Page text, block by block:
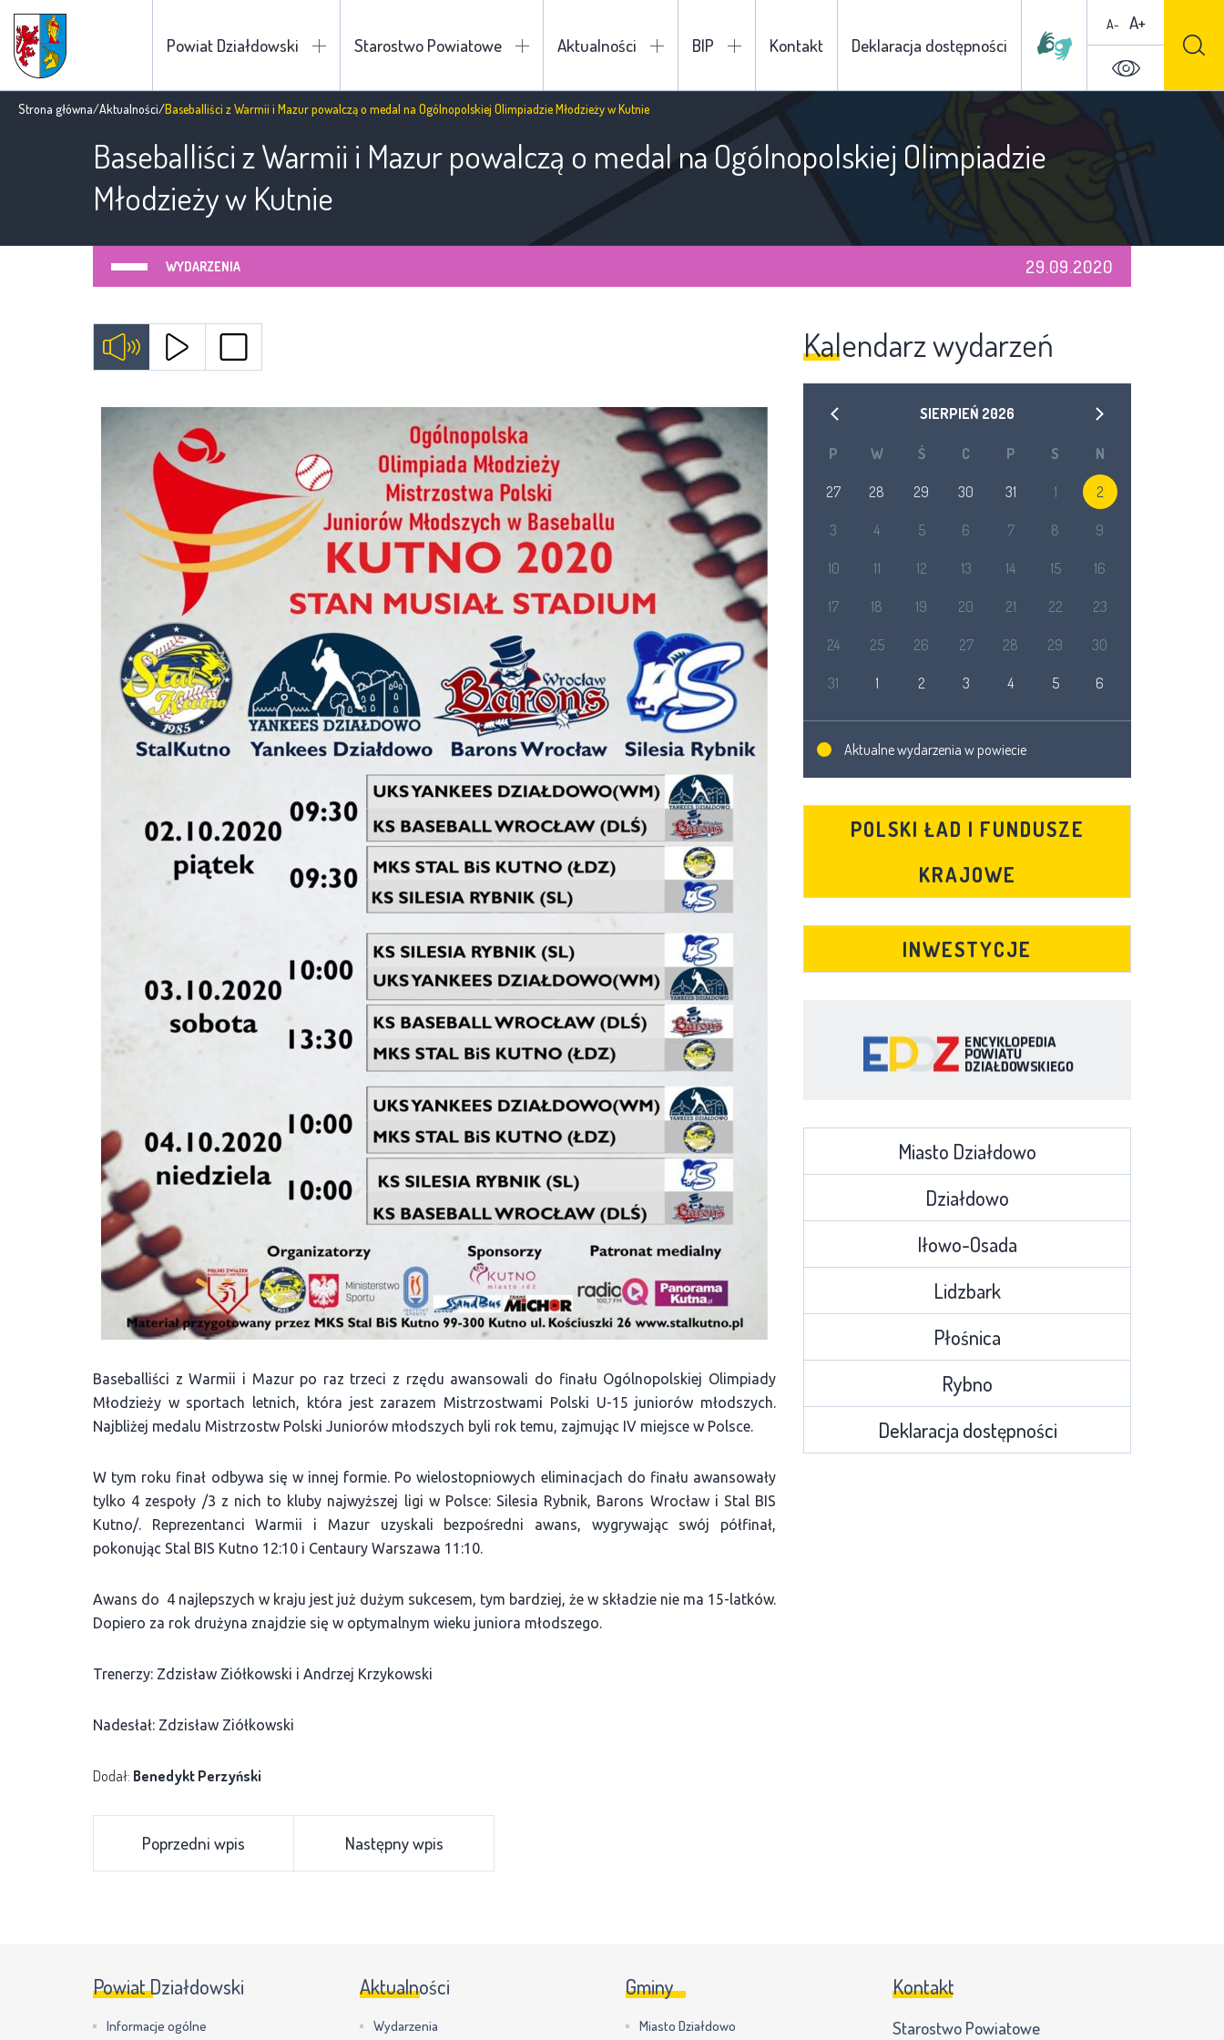
Powiat Działdowski Starostwo Powiatowe Aktualności BIP Kontakt Deklaracja dostępności
A- A+
Strona główna/Aktualności/Baseballiści z Warmii i Mazur powalczą o medal na Ogólnopolskiej Olimpiadzie Młodzieży w Kutnie
Baseballiści z Warmii i Mazur powalczą o medal na Ogólnopolskiej Olimpiadzie
Młodzieży w Kutnie
WYDARZENIA 29.09.2020
Baseballiści z Warmii i Mazur po raz trzeci z rzędu awansowali do finału Ogólnopolskiej Olimpiady
Młodzieży w sportach letnich, która jest zarazem Mistrzostwami Polski U-15 juniorów młodszych.
Najbliżej medalu Mistrzostw Polski Juniorów młodszych byli rok temu, zajmując IV miejsce w Polsce.
W tym roku finał odbywa się w innej formie. Po wielostopniowych eliminacjach do finału awansowały
tylko 4 zespoły /3 z nich to kluby najwyższej ligi w Polsce: Silesia Rybnik, Barons Wrocław i Stal BIS
Kutno/. Reprezentanci Warmii i Mazur uzyskali bezpośredni awans, wygrywając swój półfinał,
pokonując Stal BIS Kutno 12:10 i Centaury Warszawa 11:10.
Awans do 4 najlepszych w kraju jest już dużym sukcesem, tym bardziej, że w składzie nie ma 15-latków.
Dopiero za rok drużyna znajdzie się w optymalnym wieku juniora młodszego.
Trenerzy: Zdzisław Ziółkowski i Andrzej Krzykowski
Nadesłał: Zdzisław Ziółkowski
Dodał: Benedykt Perzyński
Poprzedni wpis Następny wpis
Kalendarz wydarzeń
SIERPIEŃ 2026
P W Ś C P S N
27 28 29 30 31 1 2
3 4 5 6 7 8 9
10 11 12 13 14 15 16
17 18 19 20 21 22 23
24 25 26 27 28 29 30
31 1 2 3 4 5 6
Aktualne wydarzenia w powiecie
POLSKI ŁAD I FUNDUSZE
KRAJOWE
INWESTYCJE
Miasto Działdowo
Działdowo
Iłowo-Osada
Lidzbark
Płośnica
Rybno
Deklaracja dostępności
Powiat Działdowski
Informacje ogólne
Aktualności
Wydarzenia
Gminy
Miasto Działdowo
Kontakt
Starostwo Powiatowe